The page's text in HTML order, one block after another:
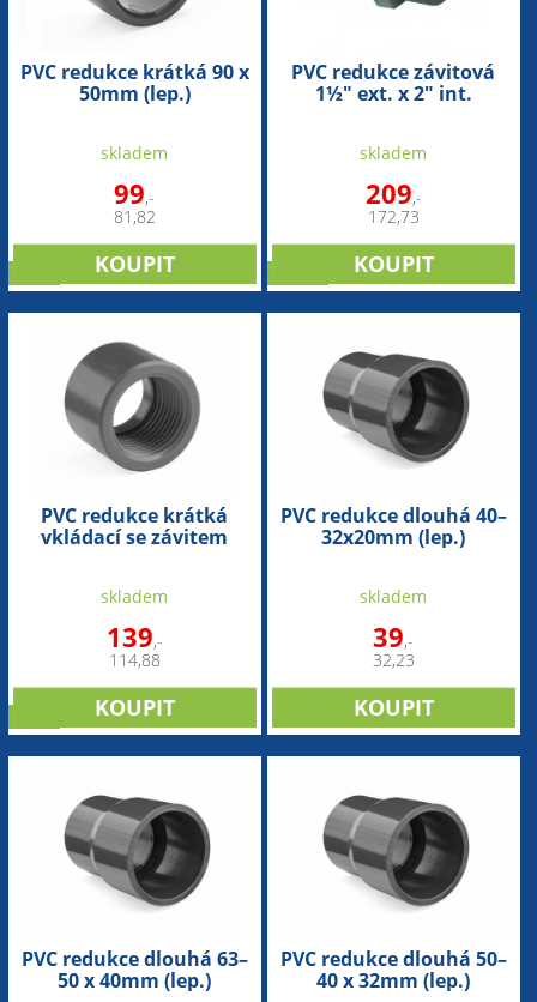
PVC redukce krátká 90 x
50mm (lep.)
skladem
99,-
81,82
PVC redukce závitová
1½" ext. x 2" int.
skladem
209,-
172,73
PVC redukce krátká
vkládací se závitem
skladem
139,-
114,88
PVC redukce dlouhá 40–
32x20mm (lep.)
skladem
39,-
32,23
PVC redukce dlouhá 63–
50 x 40mm (lep.)
PVC redukce dlouhá 50–
40 x 32mm (lep.)